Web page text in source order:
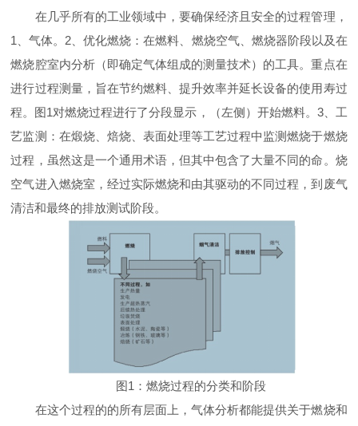
在几乎所有的工业领域中，要确保经济且安全的过程管理，
1、气体。2、优化燃烧：在燃料、燃烧空气、燃烧器阶段以及在
燃烧腔室内分析（即确定气体组成的测量技术）的工具。重点在
进行过程测量，旨在节约燃料、提升效率并延长设备的使用寿过
程。图1对燃烧过程进行了分段显示，（左侧）开始燃料。3、工
艺监测：在煅烧、焙烧、表面处理等工艺过程中监测燃烧于燃烧
过程，虽然这是一个通用术语，但其中包含了大量不同的命。烧
空气进入燃烧室，经过实际燃烧和由其驱动的不同过程，到废气
清洁和最终的排放测试阶段。
图1：燃烧过程的分类和阶段
在这个过程的的所有层面上，气体分析都能提供关于燃烧和